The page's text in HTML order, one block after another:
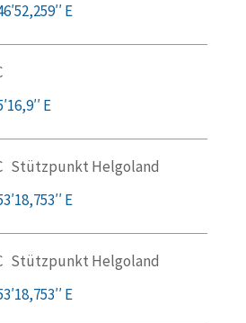
E
E
Stützpunkt Helgoland
E
Stützpunkt Helgoland
E